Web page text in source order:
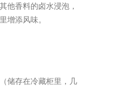
他香料的卤水浸泡，
增添风味。
储存在冷藏柜里，几